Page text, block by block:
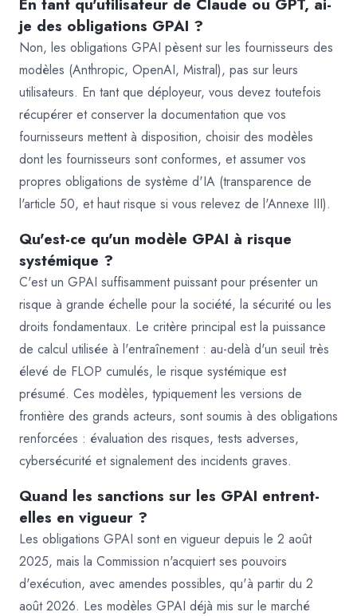
En tant qu'utilisateur de Claude ou GPT, ai-
je des obligations GPAI ?
Non, les obligations GPAI pèsent sur les fournisseurs des
modèles (Anthropic, OpenAI, Mistral), pas sur leurs
utilisateurs. En tant que déployeur, vous devez toutefois
récupérer et conserver la documentation que vos
fournisseurs mettent à disposition, choisir des modèles
dont les fournisseurs sont conformes, et assumer vos
propres obligations de système d'IA (transparence de
l'article 50, et haut risque si vous relevez de l'Annexe III).
Qu'est-ce qu'un modèle GPAI à risque
systémique ?
C'est un GPAI suffisamment puissant pour présenter un
risque à grande échelle pour la société, la sécurité ou les
droits fondamentaux. Le critère principal est la puissance
de calcul utilisée à l'entraînement : au-delà d'un seuil très
élevé de FLOP cumulés, le risque systémique est
présumé. Ces modèles, typiquement les versions de
frontière des grands acteurs, sont soumis à des obligations
renforcées : évaluation des risques, tests adverses,
cybersécurité et signalement des incidents graves.
Quand les sanctions sur les GPAI entrent-
elles en vigueur ?
Les obligations GPAI sont en vigueur depuis le 2 août
2025, mais la Commission n'acquiert ses pouvoirs
d'exécution, avec amendes possibles, qu'à partir du 2
août 2026. Les modèles GPAI déjà mis sur le marché